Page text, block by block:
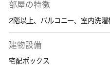
部屋の特徴
2階以上、 バルコニー、 室内洗濯
建物設備
宅配ボックス